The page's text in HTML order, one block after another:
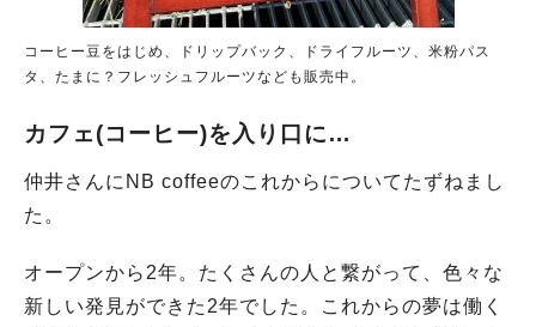
コーヒー豆をはじめ、ドリップバック、ドライフルーツ、米粉パス
タ、たまに？フレッシュフルーツなども販売中。
カフェ(コーヒー)を入り口に…
仲井さんにNB coffeeのこれからについてたずねまし
た。
オープンから2年。たくさんの人と繋がって、色々な
新しい発見ができた2年でした。これからの夢は働く